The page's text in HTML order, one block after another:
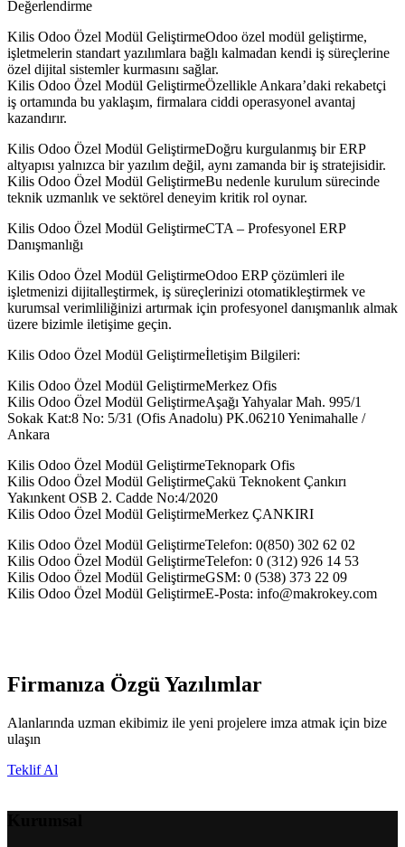
Değerlendirme
Kilis Odoo Özel Modül GeliştirmeOdoo özel modül geliştirme,
işletmelerin standart yazılımlara bağlı kalmadan kendi iş süreçlerine
özel dijital sistemler kurmasını sağlar.
Kilis Odoo Özel Modül GeliştirmeÖzellikle Ankara’daki rekabetçi
iş ortamında bu yaklaşım, firmalara ciddi operasyonel avantaj
kazandırır.
Kilis Odoo Özel Modül GeliştirmeDoğru kurgulanmış bir ERP
altyapısı yalnızca bir yazılım değil, aynı zamanda bir iş stratejisidir.
Kilis Odoo Özel Modül GeliştirmeBu nedenle kurulum sürecinde
teknik uzmanlık ve sektörel deneyim kritik rol oynar.
Kilis Odoo Özel Modül GeliştirmeCTA – Profesyonel ERP
Danışmanlığı
Kilis Odoo Özel Modül GeliştirmeOdoo ERP çözümleri ile
işletmenizi dijitalleştirmek, iş süreçlerinizi otomatikleştirmek ve
kurumsal verimliliğinizi artırmak için profesyonel danışmanlık almak
üzere bizimle iletişime geçin.
Kilis Odoo Özel Modül Geliştirmeİletişim Bilgileri:
Kilis Odoo Özel Modül GeliştirmeMerkez Ofis
Kilis Odoo Özel Modül GeliştirmeAşağı Yahyalar Mah. 995/1
Sokak Kat:8 No: 5/31 (Ofis Anadolu) PK.06210 Yenimahalle /
Ankara
Kilis Odoo Özel Modül GeliştirmeTeknopark Ofis
Kilis Odoo Özel Modül GeliştirmeÇakü Teknokent Çankırı
Yakınkent OSB 2. Cadde No:4/2020
Kilis Odoo Özel Modül GeliştirmeMerkez ÇANKIRI
Kilis Odoo Özel Modül GeliştirmeTelefon: 0(850) 302 62 02
Kilis Odoo Özel Modül GeliştirmeTelefon: 0 (312) 926 14 53
Kilis Odoo Özel Modül GeliştirmeGSM: 0 (538) 373 22 09
Kilis Odoo Özel Modül GeliştirmeE-Posta: info@makrokey.com
Firmanıza Özgü Yazılımlar
Alanlarında uzman ekibimiz ile yeni projelere imza atmak için bize
ulaşın
Teklif Al